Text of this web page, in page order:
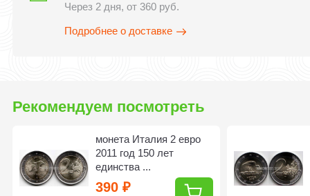
Через 2 дня, от 360 руб.
Подробнее о доставке
Рекомендуем посмотреть
монета Италия 2 евро
2011 год 150 лет
единства ...
390₽